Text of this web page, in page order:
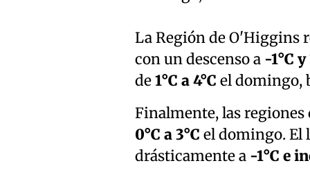
La Región de O'Higgins
con un descenso a -1°C y
de1°C a 4°C el domingo,
Finalmente, las
0°C a 3°C el domingo. El
drásticamente a -1°C e